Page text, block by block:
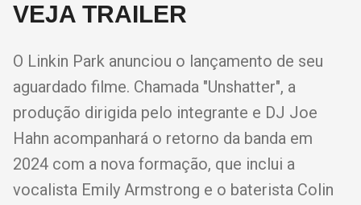
VEJA TRAILER
O Linkin Park anunciou o lançamento de seu
aguardado filme. Chamada "Unshatter", a
produção dirigida pelo integrante e DJ Joe
Hahn acompanhará o retorno da banda em
2024 com a nova formação, que inclui a
vocalista Emily Armstrong e o baterista Colin